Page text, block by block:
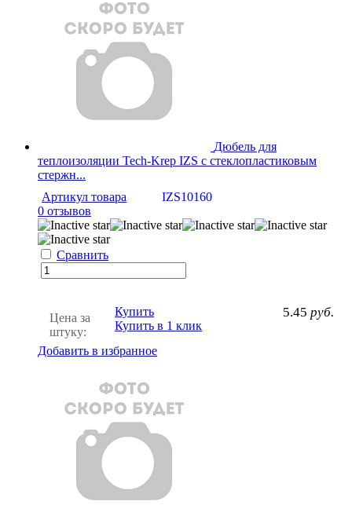
Дюбель для
теплоизоляции Tech-Krep IZS с стеклопластиковым
стержн...
Артикул товара
IZS10160
0 отзывов
Сравнить
Цена за
штуку:
5.45 руб.
Купить
Купить в 1 клик
Добавить в избранное